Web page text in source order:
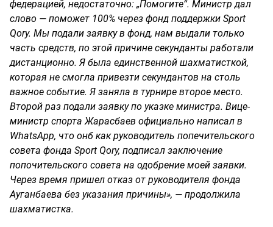
федерацией, недостаточно: „Помогите“. Министр дал
слово — поможет 100% через фонд поддержки Sport
Qory. Мы подали заявку в фонд, нам выдали только
часть средств, по этой причине секунданты работали
дистанционно. Я была единственной шахматисткой,
которая не смогла привезти секундантов на столь
важное событие. Я заняла в турнире второе место.
Второй раз подали заявку по указке министра. Вице-
министр спорта Жарасбаев официально написал в
WhatsApp, что онб как руководитель попечительского
совета фонда Sport Qory, подписал заключение
попочительского совета на одобрение моей заявки.
Через время пришел отказ от руководителя фонда
Ауганбаева без указания причины», — продолжила
шахматистка.